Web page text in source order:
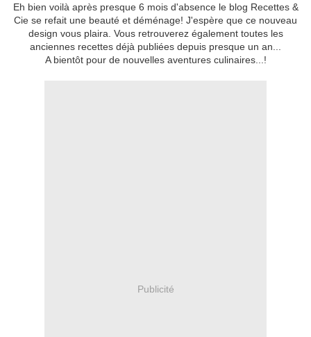
Eh bien voilà après presque 6 mois d'absence le blog Recettes &
Cie se refait une beauté et déménage! J'espère que ce nouveau
design vous plaira. Vous retrouverez également toutes les
anciennes recettes déjà publiées depuis presque un an...
A bientôt pour de nouvelles aventures culinaires...!
Publicité